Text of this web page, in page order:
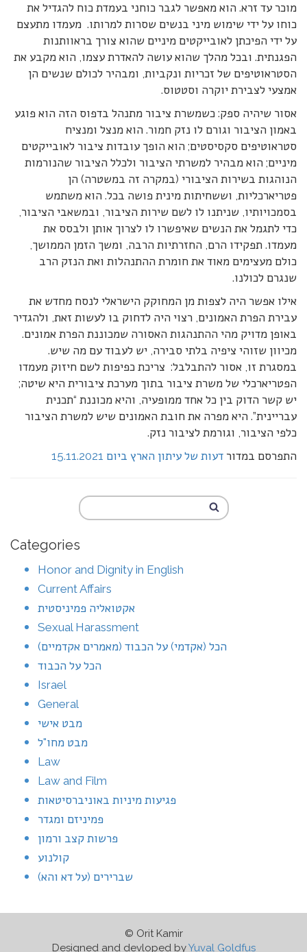
מוכר עד זרא. הוא מאפשר לגבר כוחני בעמדת כוח להגדיל את
כוחו על ידי שימוש מיני בנשים שסרות למרותו. מעמדו מתעצם
על ידי הפיכתן לאובייקטים מיניים שהוא צורך בראוותנות
הפגנתית. ובכל מהלך שהוא עושה להאדרת עצמו, הוא מקבע את
הסטראוטיפים של זכריות ונקביות, ומבהיר לכולם שנשים הן
אמצעי לצבירת יוקרה וסטטוס.
אסור שיהיה ספק: כשמשרת ציבור מתנהל בדפוס הזה הוא פוגע
באמון הציבור וגורם לו נזק חמור. הוא מנצל ומנציח
סטראוטיפים סקסיסטים; הוא הופך עובדות ציבור לאובייקטים
מיניים; הוא מבהיר למשרתי הציבור ולכלל הציבור שהנורמות
הנוהגות בשירות הציבורי (במקרה זה במשטרה) הן
פטריארכליות, וששחיתות מינית פושה בכל. הוא משתמש
בסמכויותיו, שניתנו לו לשם שירות הציבור, ובמשאבי הציבור,
כדי לתגמל את הנשים שאיפשרו לו לצרוך אותן ולבסס את
מעמדו. תפקידו הרם, החזרתיות הרבה, ומשך הזמן הממושך,
כולם מעצימים מאוד את חומרת ההתנהלות ואת הנזק הרב
שנגרם לכולנו.
אילו אפשר היה לצפות מן המחוקק הישראלי לנסח מחדש את
עבירת הפרת האמונים, רצוי היה לדחוק בו לעשות זאת, ולהגדיר
באופן מדויק מהי ההתנהגות האסורה שמכוננת הפרת אמונים.
מכיוון שזוהי ציפיה בלתי סבירה, יש לעבוד עם מה שיש.
במסגרת זו, אסור להתבלבל: צריכת כפיפות לשם חיזוק מעמדו
הפטריארכלי של משרת ציבור בתוך מערכת ציבורית היא שיטה;
יש קשר הדוק בין כל אחד ממופעיה, והיא מכוננת “תכנית
עבריינית”. היא מפרה את חובת האמונים שיש למשרת הציבור
כלפי הציבור, וגורמת לציבור נזק.
התפרסם במדור דעות של עיתון הארץ ביום 15.11.2021
Categories
Honor and Dignity in English
Current Affairs
אקטואליה פמיניסטית
Sexual Harassment
הכל (אקדמי) על הכבוד (מאמרים אקדמיים)
הכל על הכבוד
Israel
General
מבט אישי
מבט מחו"ל
Law
Law and Film
פגיעות מיניות באוניברסיטאות
פמיניזם ומגדר
פרשות קצב ורמון
קולנוע
שברירים (על דא והא)
© Orit Kamir
Designed and devloped byYuval Goldfus